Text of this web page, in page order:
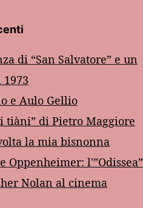
di “San Salvatore” e un
e Aulo Gellio
tiàni” di Pietro Maggiore
la mia bisnonna
Oppenheimer: l'”Odissea”
Nolan al cinema